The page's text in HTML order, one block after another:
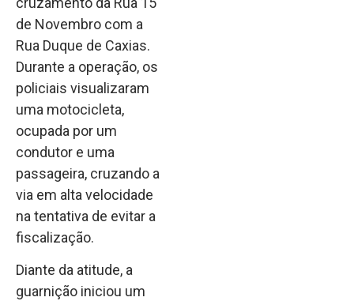
de Novembro com a
Rua Duque de Caxias.
Durante a operação, os
policiais visualizaram
uma motocicleta,
ocupada por um
condutor e uma
passageira, cruzando a
via em alta velocidade
na tentativa de evitar a
fiscalização.
Diante da atitude, a
guarnição iniciou um